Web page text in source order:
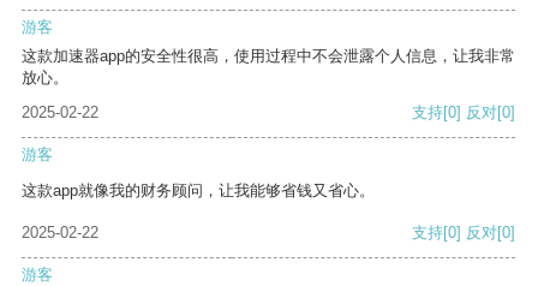
游客
这款加速器app的安全性很高，使用过程中不会泄露个人信息，让我非常
放心。
2025-02-22
支持[0] 反对[0]
游客
这款app就像我的财务顾问，让我能够省钱又省心。
2025-02-22 支持[0] 反对[0]
游客